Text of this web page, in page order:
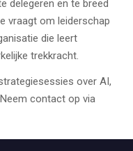
delegeren en te breed
vraagt om leiderschap
die leert
trekkracht.
over AI,
contact op via